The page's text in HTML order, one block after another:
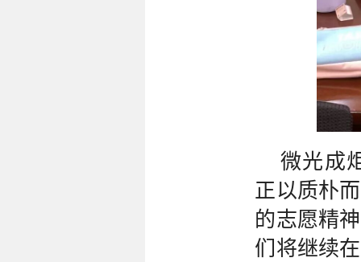
微光成
正以质朴
的志愿精
们将继续